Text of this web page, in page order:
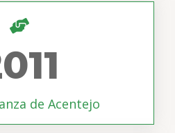
de Acentejo